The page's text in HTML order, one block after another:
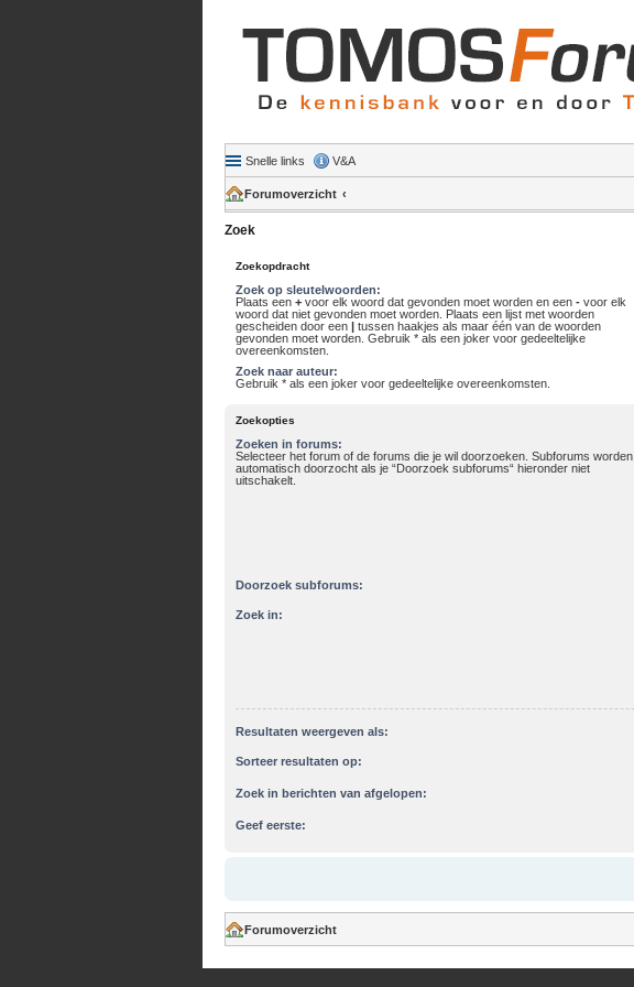
Snelle links V&A
Forumoverzicht
Zoek
Zoekopdracht
Zoek op sleutelwoorden:
Plaats een +voor elk woord dat gevonden moet worden en een -voor elk
woord dat niet gevonden moet worden. Plaats een lijst met woorden
gescheiden door een |tussen haakjes als maar één van de woorden
gevonden moet worden. Gebruik * als een joker voor gedeeltelijke
overeenkomsten.
Zoek naar auteur:
Gebruik * als een joker voor gedeeltelijke overeenkomsten.
Zoekopties
Zoeken in forums:
Selecteer het forum of de forums die je wil doorzoeken. Subforums worden
automatisch doorzocht als je “Doorzoek subforums“ hieronder niet
uitschakelt.
Doorzoek subforums:
Zoek in:
Resultaten weergeven als:
Sorteer resultaten op:
Zoek in berichten van afgelopen:
Geef eerste:
Forumoverzicht